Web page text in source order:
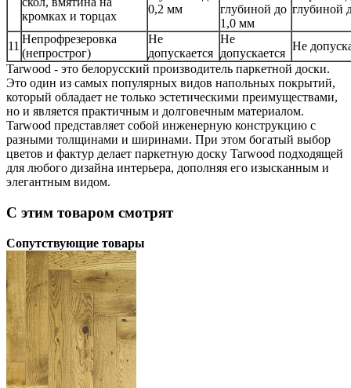
кромках и торцах
0,2 мм
глубиной до
1,0 мм
глубиной
11
Непрофрезеровка
(непрострог)
Не
допускается
Не
допускается
Не
Tarwood - это белорусский производитель паркетной доски.
Это один из самых популярных видов напольных покрытий,
который обладает не только эстетическими преимуществами,
но и является практичным и долговечным материалом.
Tarwood представляет собой инженерную конструкцию с
разными толщинами и ширинами. При этом богатый выбор
цветов и фактур делает паркетную доску Tarwood подходящей
для любого дизайна интерьера, дополняя его изысканным и
элегантным видом.
С этим товаром смотрят
Сопутствующие товары